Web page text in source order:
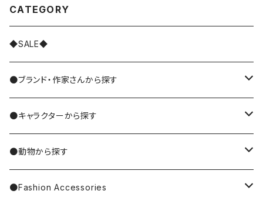
CATEGORY
◆SALE◆
●ブランド・作家さんから探す
MIYUKI MATSUO/松尾ミユキ
Nathalie Lete
Miyagi Chika/みやぎちか
●キャラクターから探す
Krtek／もぐらのクルテク
PUPPET SUNSUN／パペットスンスン
●動物から探す
cat／猫
●Fashion Accessories